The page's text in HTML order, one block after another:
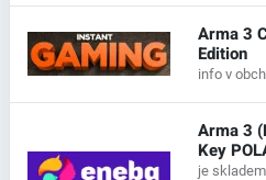
Arma 3
Edition
info v
Arma 3
Key
je skladem